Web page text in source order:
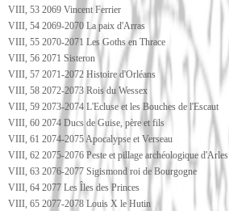
VIII, 53 2069 Vincent Ferrier
VIII, 54 2069-2070 La paix d'Arras
VIII, 55 2070-2071 Les Goths en Thrace
VIII, 56 2071 Sisteron
VIII, 57 2071-2072 Histoire d'Orléans
VIII, 58 2072-2073 Rois du Wessex
VIII, 59 2073-2074 L'Ecluse et les Bouches de l'Escaut
VIII, 60 2074 Ducs de Guise, père et fils
VIII, 61 2074-2075 Apocalypse et Verseau
VIII, 62 2075-2076 Peste et pillage archéologique d'Arles
VIII, 63 2076-2077 Sigismond roi de Bourgogne
VIII, 64 2077 Les Îles des Princes
VIII, 65 2077-2078 Louis X le Hutin